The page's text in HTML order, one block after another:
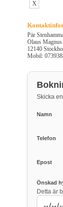
X
Pär
Olaus
12140
Mobil:
Skicka
Namn
Telefon
Epost
Önskad
Detta är